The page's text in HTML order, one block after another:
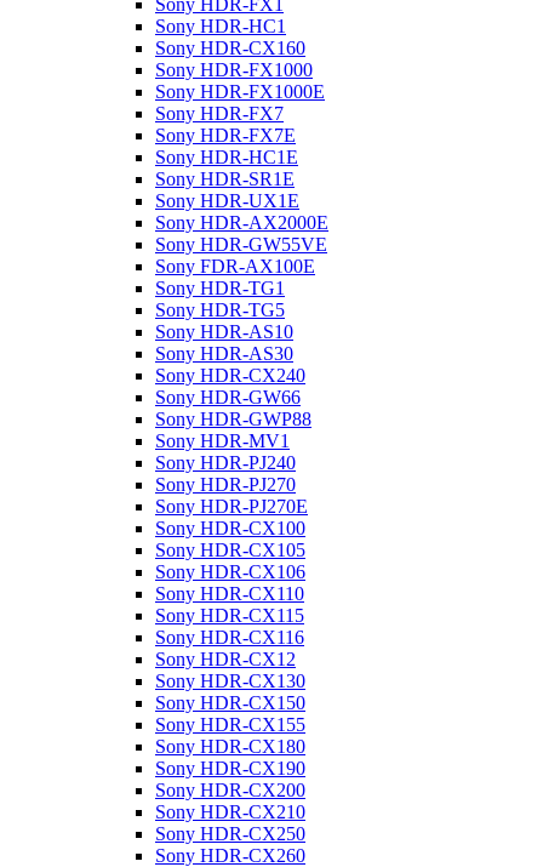
Sony HDR-FX1
Sony HDR-HC1
Sony HDR-CX160
Sony HDR-FX1000
Sony HDR-FX1000E
Sony HDR-FX7
Sony HDR-FX7E
Sony HDR-HC1E
Sony HDR-SR1E
Sony HDR-UX1E
Sony HDR-AX2000E
Sony HDR-GW55VE
Sony FDR-AX100E
Sony HDR-TG1
Sony HDR-TG5
Sony HDR-AS10
Sony HDR-AS30
Sony HDR-CX240
Sony HDR-GW66
Sony HDR-GWP88
Sony HDR-MV1
Sony HDR-PJ240
Sony HDR-PJ270
Sony HDR-PJ270E
Sony HDR-CX100
Sony HDR-CX105
Sony HDR-CX106
Sony HDR-CX110
Sony HDR-CX115
Sony HDR-CX116
Sony HDR-CX12
Sony HDR-CX130
Sony HDR-CX150
Sony HDR-CX155
Sony HDR-CX180
Sony HDR-CX190
Sony HDR-CX200
Sony HDR-CX210
Sony HDR-CX250
Sony HDR-CX260